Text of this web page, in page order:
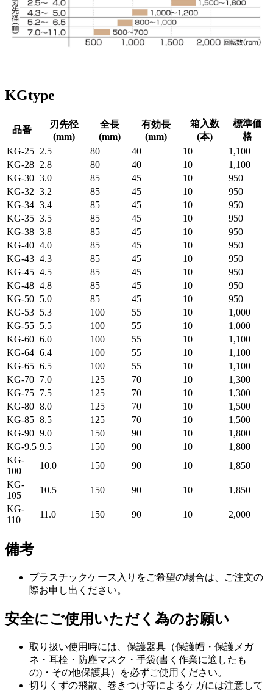
KGtype
品番
刃先径
(mm)
全長
(mm)
有効長
(mm)
箱入数
(本)
標準価
格
KG-25 2.5 80 40 10
1,100
KG-28 2.8 80 40 10
1,100
KG-30 3.0 85 45 10
950
KG-32 3.2 85 45 10
950
KG-34 3.4 85 45 10
950
KG-35 3.5 85 45 10
950
KG-38 3.8 85 45 10
950
KG-40 4.0 85 45 10
950
KG-43 4.3 85 45 10
950
KG-45 4.5 85 45 10
950
KG-48 4.8 85 45 10
950
KG-50 5.0 85 45 10
950
KG-53 5.3 100 55 10
1,000
KG-55 5.5 100 55 10
1,000
KG-60 6.0 100 55 10
1,100
KG-64 6.4 100 55 10
1,100
KG-65 6.5 100 55 10
1,100
KG-70 7.0 125 70 10
1,300
KG-75 7.5 125 70 10
1,300
KG-80 8.0 125 70 10
1,500
KG-85 8.5 125 70 10
1,500
KG-90 9.0 150 90 10
1,800
KG-9.5 9.5 150 90 10
1,800
KG-
100
10.0 150 90 10
1,850
KG-
105
10.5 150 90 10
1,850
KG-
110
11.0 150 90 10 2,000
備考
プラスチックケース入りをご希望の場合は、ご注文の
際お申し出ください。
安全にご使用いただく為のお願い
取り扱い使用時には、保護器具（保護帽・保護メガ
ネ・耳栓・防塵マスク・手袋(書く作業に適したも
の)・その他保護具）を必ずご使用ください。
切りくずの飛散、巻きつけ等によるケガには注意して